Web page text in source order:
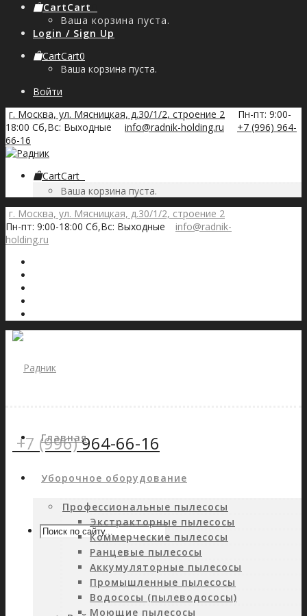
CartCart
Ваша корзина пуста.
Login / Sign Up
CartCart0
Ваша корзина пуста.
Войти
г. Москва, ул. Мясницкая, д.30/1/2, строение 2
Пн-пт: 9:00-
18:00 Сб,Вс: Выходные
info@radnik-holding.ru
+7 (996) 964-
66-16
CartCart
Ваша корзина пуста.
г. Москва, ул. Мясницкая, д.30/1/2, строение 2
Пн-пт: 9:00-18:00 Сб,Вс: Выходные
info@radnik-
holding.ru
+7 (996)964-66-16
Главная
Уборочное оборудование
Профессиональные пылесосы
Экстракторные пылесосы
Коммерческие пылесосы
Ранцевые пылесосы
Аккумуляторные пылесосы
Промышленные пылесосы
Водососы (пылеводососы)
Моющие пылесосы